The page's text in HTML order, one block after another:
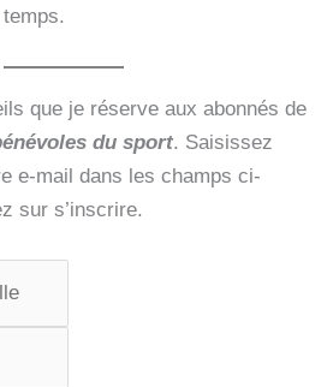
que je réserve aux abonnés de
du sport. Saisissez
e-mail dans les champs ci-
sur s’inscrire.